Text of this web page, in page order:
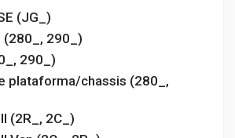
(JG_)
(280_, 290_)
290_)
plataforma/chassis (280_,
(2R_, 2C_)